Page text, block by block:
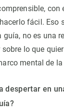
con
fácil. Eso
guía, no es una
lo que
mental de
despertar en